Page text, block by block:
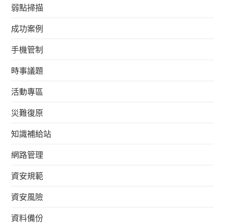
弱點掃描
成功案例
手機管制
時事議題
活動專區
災難復原
知識補給站
網路管理
資安規範
資安風險
資料備份